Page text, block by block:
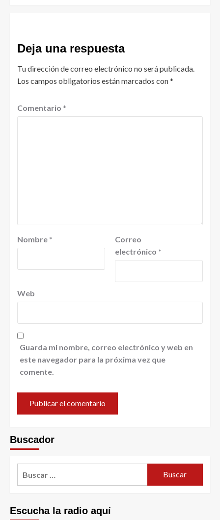
Deja una respuesta
Tu dirección de correo electrónico no será publicada.
Los campos obligatorios están marcados con*
Comentario *
Nombre *
Correo
electrónico *
Web
Guarda mi nombre, correo electrónico y web en
este navegador para la próxima vez que
comente.
Buscador
Escucha la radio aquí